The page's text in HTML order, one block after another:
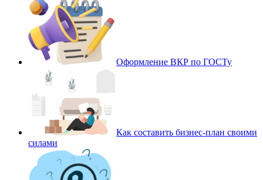
Оформление ВКР по ГОСТу
Как составить бизнес-план своими
силами